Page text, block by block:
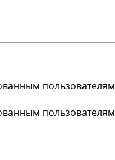
пользователям
пользователям